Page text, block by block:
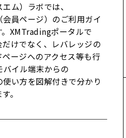
ム）ラボでは、
員ページ）のご利用ガイ
XMTradingポータルで
けでなく、レバレッジの
ージへのアクセス等も行
バイル端末からの
い方を図解付きで分かり
。